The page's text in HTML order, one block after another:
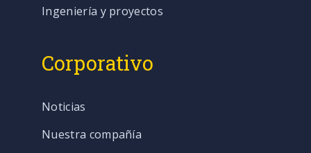
Ingeniería y proyectos
Corporativo
Noticias
Nuestra compañía